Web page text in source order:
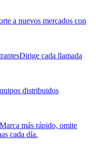
a nuevos mercados con
Dirige cada llamada
distribuidos
Marca más rápido, omite
cada día.